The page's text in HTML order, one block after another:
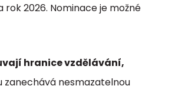
2026. Nominace je možné
hranice vzdělávání,
zanechává nesmazatelnou